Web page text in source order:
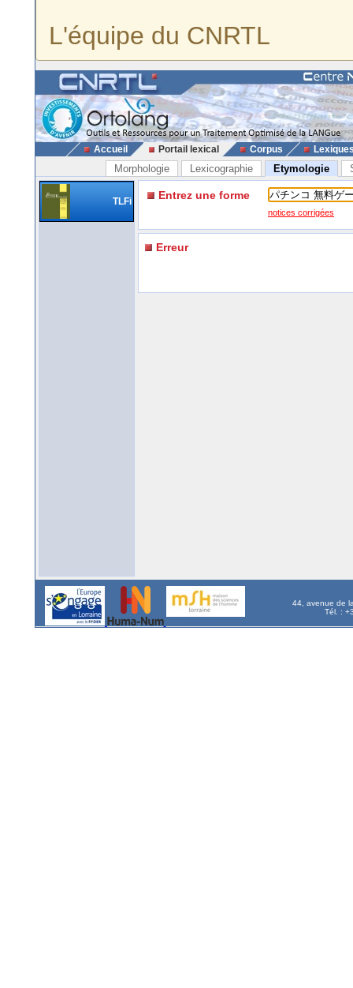
L'équipe du CNRTL
Accueil Portail lexical Corpus
Morphologie Lexicographie Etymologie
TLFi Entrez une forme
notices corrigées
Erreur
44, avenue de
Tél. :